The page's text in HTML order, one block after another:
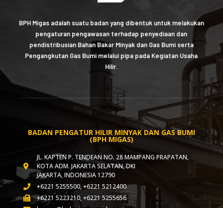
BPH Migas adalah suatu badan yang dibentuk untuk melakukan
pengaturan pengawasan terhadap penyediaan dan
pendistribusian Bahan Bakar Minyak dan Gas Bumi serta
Pengangkutan Gas Bumi melalui pipa pada Kegiatan Usaha
Hilir.
BADAN PENGATUR HILIR MINYAK DAN GAS BUMI
(BPH MIGAS)
JL. KAPTEN P. TENDEAN NO. 28 MAMPANG PRAPATAN,
KOTA ADM. JAKARTA SELATAN, DKI
JAKARTA, INDONESIA 12790
+6221 5255500, +6221 5212400
+6221 5223210, +6221 5255656